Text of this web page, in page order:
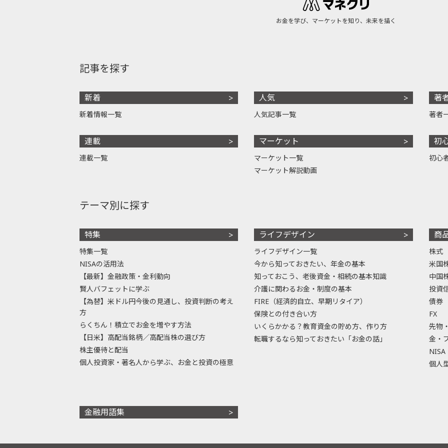
お金を学び、マーケットを知り、未来を描く
記事を探す
新着
新着情報一覧
連載
連載一覧
人気
人気記事一覧
マーケット
マーケット一覧
マーケット解説動画
著
著者
初
初心
テーマ別に探す
特集
特集一覧
NISAの活用法
【最新】金融政策・金利動向
賢人バフェットに学ぶ
【為替】米ドル円今後の見通し、投資判断の考え
方
らくちん！積立でお金を増やす方法
【日米】高配当銘柄／高配当株の選び方
株主優待と配当
個人投資家・著名人から学ぶ、お金と投資の極意
ライフデザイン
ライフデザイン一覧
今から知っておきたい、年金の基本
知っておこう、老後資金・相続の基本知識
介護に関わるお金・制度の基本
FIRE（経済的自立、早期リタイア）
保険との付き合い方
いくらかかる？教育資金の貯め方、作り方
転職するなら知っておきたい「お金の話」
商
株式
米国
中国
投資
債券
FX
先物
金・
NISA
個人
金融用語集